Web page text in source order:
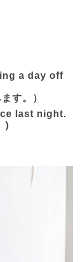
a day off
す。）
last night.
)